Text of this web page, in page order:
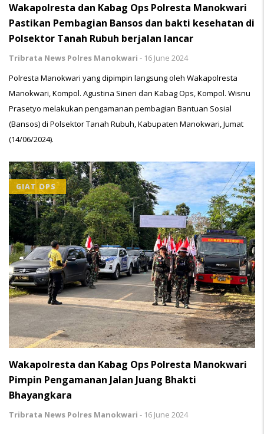
Wakapolresta dan Kabag Ops Polresta Manokwari
Pastikan Pembagian Bansos dan bakti kesehatan di
Polsektor Tanah Rubuh berjalan lancar
Tribrata News Polres Manokwari - 16 June 2024
Polresta Manokwari yang dipimpin langsung oleh Wakapolresta
Manokwari, Kompol. Agustina Sineri dan Kabag Ops, Kompol. Wisnu
Prasetyo melakukan pengamanan pembagian Bantuan Sosial
(Bansos) di Polsektor Tanah Rubuh, Kabupaten Manokwari, Jumat
(14/06/2024).
GIAT OPS
Wakapolresta dan Kabag Ops Polresta Manokwari
Pimpin Pengamanan Jalan Juang Bhakti
Bhayangkara
Tribrata News Polres Manokwari - 16 June 2024